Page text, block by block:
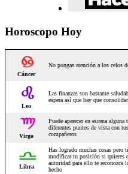
Horoscopo Hoy